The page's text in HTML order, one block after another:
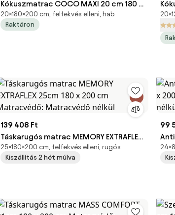
Kókuszmatrac COCO MAXI 20 cm 180 x
200 cm Matracvédő: Matracvédő
nélkül
20×180×200 cm, felfekvés elleni, hab
Raktáron
139 408 Ft
Táskarugós matrac MEMORY EXTRAFLEX
25cm 180 x 200 cm Matracvédő:
Matracvédő nélkül
25×180×200 cm, felfekvés elleni, rugós
Kiszállítás 2 hét múlva
99
x